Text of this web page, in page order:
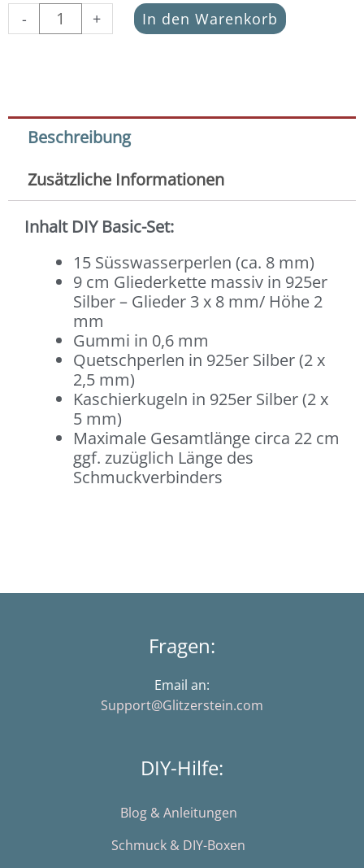
-
Basic
Set
Gliederkette
Menge
+ In den Warenkorb
Beschreibung
Zusätzliche Informationen
Inhalt DIY Basic-Set:
15 Süsswasserperlen (ca. 8 mm)
9 cm Gliederkette massiv in 925er
Silber – Glieder 3 x 8 mm/ Höhe 2
mm
Gummi in 0,6 mm
Quetschperlen in 925er Silber (2 x
2,5 mm)
Kaschierkugeln in 925er Silber (2 x
5 mm)
Maximale Gesamtlänge circa 22 cm
ggf. zuzüglich Länge des
Schmuckverbinders
Fragen:
Email an:
Support@Glitzerstein.com
DIY-Hilfe:
Blog & Anleitungen
Schmuck & DIY-Boxen